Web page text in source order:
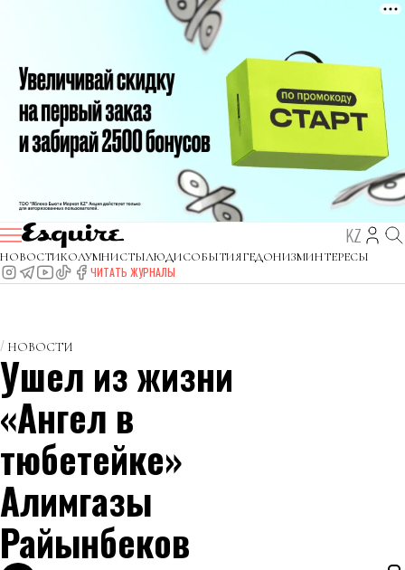
KZ
НОВОСТИКОЛУМНИСТЫЛЮДИСОБЫТИЯГЕДОНИЗМИНТЕРЕСЫ
ЧИТАТЬ ЖУРНАЛЫ
НОВОСТИ
Ушел из жизни
«Ангел в
тюбетейке»
Алимгазы
Райынбеков